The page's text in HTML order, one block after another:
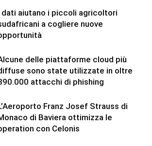
dati aiutano i piccoli agricoltori
a cogliere nuove
delle piattaforme cloud più
sono state utilizzate in oltre
attacchi di phishing
Franz Josef Strauss di
di Baviera ottimizza le
con Celonis